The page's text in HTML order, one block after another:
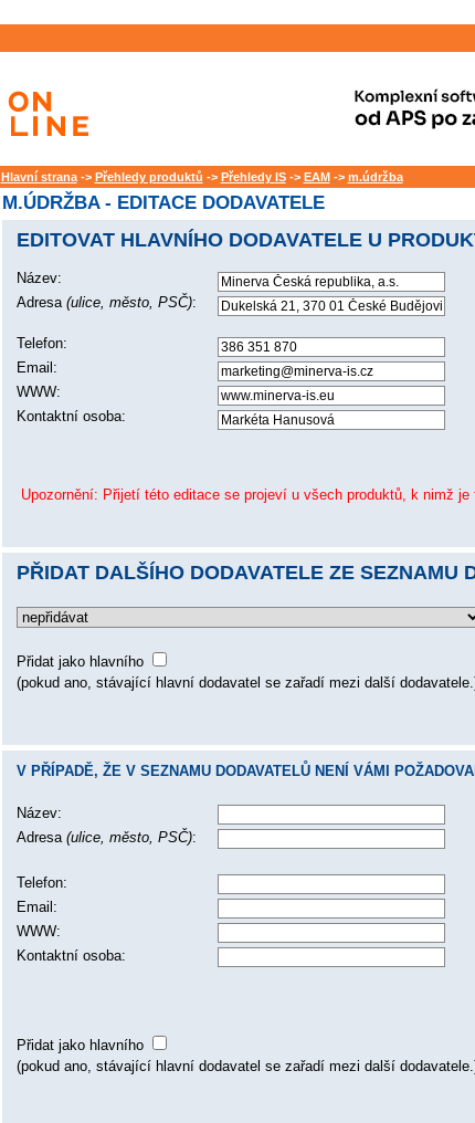
Hlavní strana-> Přehledy produktů -> Přehledy IS-> EAM-> m.údržba
M.ÚDRŽBA - EDITACE DODAVATELE
EDITOVAT HLAVNÍHO DODAVATELE U
Název:
Adresa (ulice, město, PSČ):
Telefon:
Email:
WWW:
Kontaktní osoba:
Upozornění: Přijetí této editace se projeví u všech produktů, k nimž je
PŘIDAT DALŠÍHO DODAVATELE ZE SEZNAMU
Přidat jako hlavního
(pokud ano, stávající hlavní dodavatel se zařadí mezi další
V PŘÍPADĚ, ŽE V SEZNAMU DODAVATELŮ NENÍ VÁMI
Název:
Adresa (ulice, město, PSČ):
Telefon:
Email:
WWW:
Kontaktní osoba:
Přidat jako hlavního
(pokud ano, stávající hlavní dodavatel se zařadí mezi další